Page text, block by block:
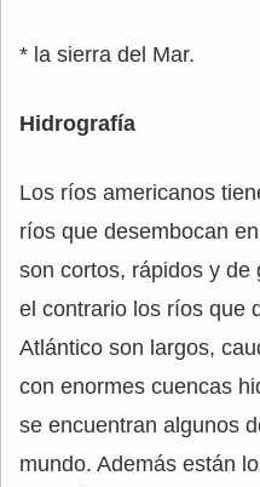
* la sierra del Mar.
Hidrografía
Los ríos americanos
ríos que desembocan
son cortos, rápidos y de
el contrario los ríos que
Atlántico son largos,
con enormes cuencas
se encuentran algunos
mundo. Además están